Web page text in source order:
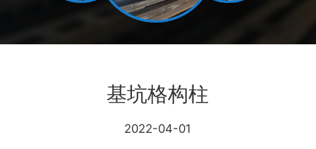
基坑格构柱
2022-04-01